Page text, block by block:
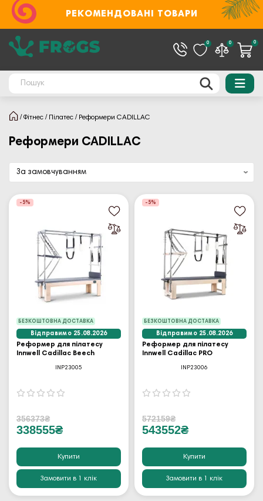
РЕКОМЕНДОВАНІ ТОВАРИ
0 0 0
Фітнес Пілатес Реформери CADILLAC
Реформери CADILLAC
БЕЗКОШТОВНА ДОСТАВКА
-5%
Відправимо 25.08.2026
Реформер для пілатесу
Innwell Cadillac Beech
INP23005
356373₴
338555₴
Купити
Замовити в 1 клік
БЕЗКОШТОВНА ДОСТАВКА
-5%
Відправимо 25.08.2026
Реформер для пілатесу
Innwell Cadillac PRO
INP23006
572159₴
543552₴
Купити
Замовити в 1 клік